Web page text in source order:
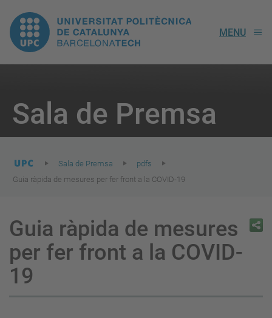
UPC.
Universitat
de
Catalunya
MENU
Sala de Premsa
here:
Sala de Premsa
pdfs
Guia ràpida de mesures per fer front a la COVID-19
Guia ràpida de mesures
per fer front a la COVID-
19